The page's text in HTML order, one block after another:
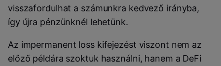
visszafordulhat a számunkra kedvező irányba,
így újra pénzünknél lehetünk.
Az impermanent loss kifejezést viszont nem az
előző példára szoktuk használni, hanem a DeFi